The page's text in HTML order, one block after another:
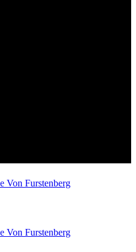
Von Furstenberg
Von Furstenberg